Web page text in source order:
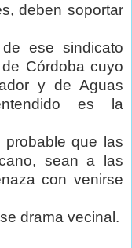
deben soportar
ese sindicato
Córdoba cuyo
y de Aguas
es la
que las
sean a las
con venirse
drama vecinal.